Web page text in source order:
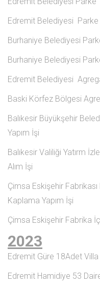
Edremit Belediyesi Parke
Burhaniye Belediyesi
Burhaniye Belediyesi
Edremit Belediyesi
Baski Körfez Bölgesi
Balıkesir Büyükşehir
Yapım İşi
Balıkesir Valiliği Yatırm
Alım İşi
Çimsa Eskişehir
Kaplama Yapım İşi
Çimsa Eskişehir Fabrika
2023
Edremit Güre 18Adet
Edremit Hamidiye 53